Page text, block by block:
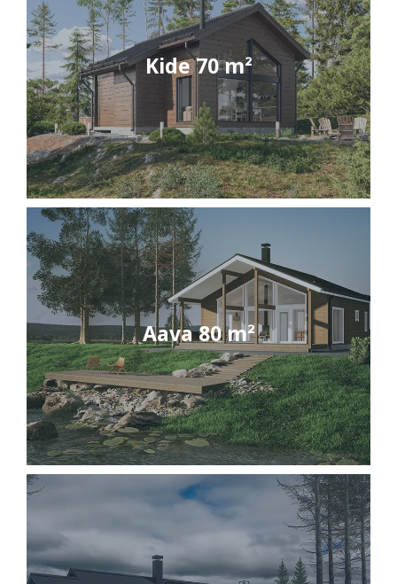
Kide 70 m²
Aava 80 m²